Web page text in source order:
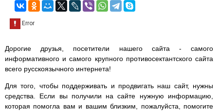
Дорогие друзья, посетители нашего сайта - самого
информативного и самого крупного противосектантского сайта
всего русскоязычного интернета!
Для того, чтобы поддерживать и продвигать наш сайт, нужны
средства. Если вы получили на сайте нужную информацию,
которая помогла вам и вашим близким, пожалуйста, помогите